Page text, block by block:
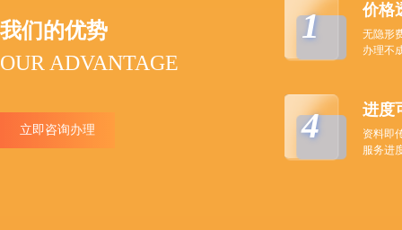
我们的优势
OUR ADVANTAGE
立即咨询办理
1 价格
无隐形
办理不
4 进度
资料即
服务进